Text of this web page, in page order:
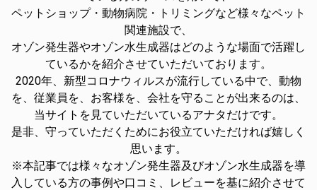
ペットショップ・動物病院・トリミングなど様々なペット
関連施設で、
オゾン発生器やオゾン水生成器はどのような場面で活躍し
ているかを紹介させていただいております。
2020年、新型コロナウィルスが流行している中で、動物
を、従業員を、お客様を、会社を守ることが出来るのは、
当サイトを見ていただいているアナタだけです。
是非、守っていただくためにお役立ていただければ嬉しく
思います。
※本記事では様々なオゾン発生器及びオゾン水生成器を導
入している方の事例や口コミ、レビューを基に紹介させて